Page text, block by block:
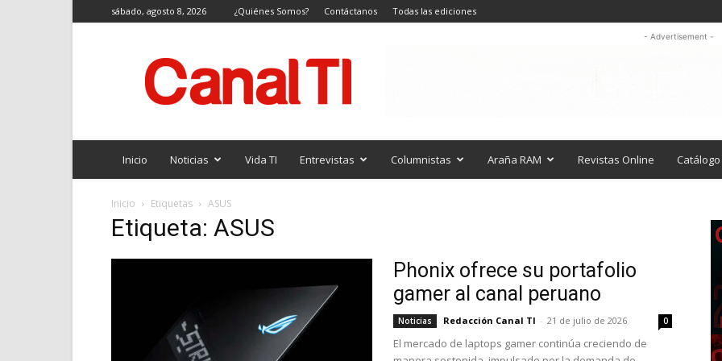
sábado, agosto 8, 2026 ¿Quiénes Somos? Contáctanos Todas las ediciones
TI
- Advertisement -
Inicio Noticias Vida TI Entrevistas Columnistas Araña RAM Revistas Online Catálogo
Inicio Etiquetas ASUS
Etiqueta: ASUS
Phonix ofrece su portafolio
gamer al canal peruano
Noticias Redacción Canal TI - 21 de julio de 2026 0
El mercado de laptops gamer continúa creciendo de